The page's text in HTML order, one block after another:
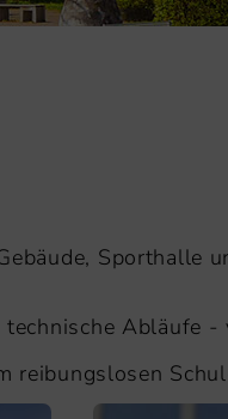
Sporthalle
Abläufe
reibungslosen